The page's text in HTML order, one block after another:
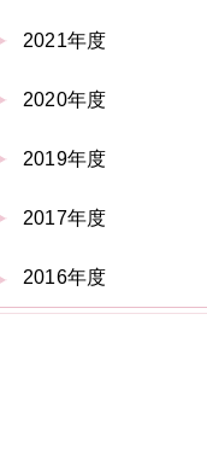
2021年度
2020年度
2019年度
2017年度
2016年度